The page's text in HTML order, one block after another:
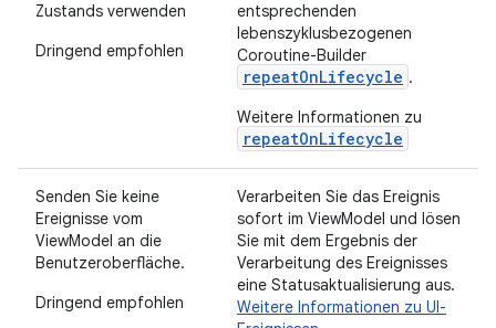
Zustands verwenden
Dringend empfohlen
entsprechenden
lebenszyklusbezogenen
Coroutine-Builder
repeatOnLifecycle .
Weitere Informationen zu
repeatOnLifecycle
Senden Sie keine
Ereignisse vom
ViewModel an die
Benutzeroberfläche.
Dringend empfohlen
Verarbeiten Sie das Ereignis
sofort im ViewModel und lösen
Sie mit dem Ergebnis der
Verarbeitung des Ereignisses
eine Statusaktualisierung aus.
Weitere Informationen zu UI-